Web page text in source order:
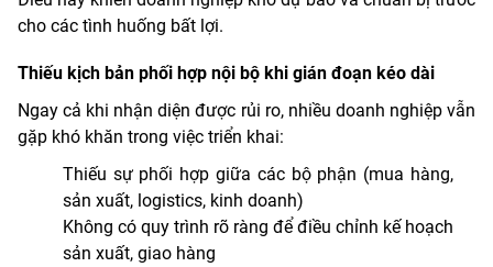
cho các tình huống bất lợi.
Thiếu kịch bản phối hợp nội bộ khi gián đoạn kéo dài
Ngay cả khi nhận diện được rủi ro, nhiều doanh nghiệp vẫn
gặp khó khăn trong việc triển khai:
Thiếu sự phối hợp giữa các bộ phận (mua hàng,
sản xuất, logistics, kinh doanh)
Không có quy trình rõ ràng để điều chỉnh kế hoạch
sản xuất, giao hàng